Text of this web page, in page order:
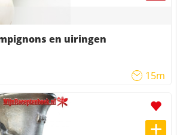
en uiringen
15m